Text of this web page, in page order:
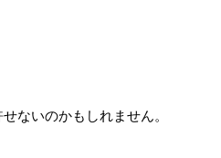
ないのかもしれません。